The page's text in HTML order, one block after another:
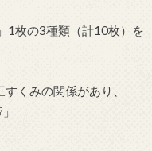
1枚の3種類（計10枚）を
くみの関係があり、